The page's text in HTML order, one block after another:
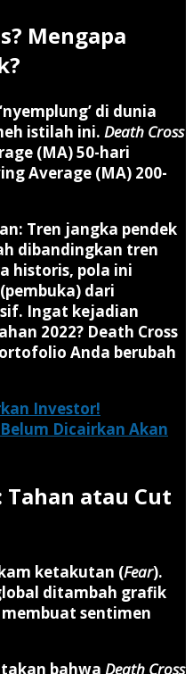
Mengapa
di dunia
istilah ini. Death Cross
(MA) 50-hari
Average (MA) 200-
Tren jangka pendek
dibandingkan tren
historis, pola ini
dari
Ingat kejadian
2022? Death Cross
Anda berubah
Investor!
Dicairkan Akan
atau Cut
ketakutan (Fear).
ditambah grafik
membuat sentimen
bahwa Death Cross